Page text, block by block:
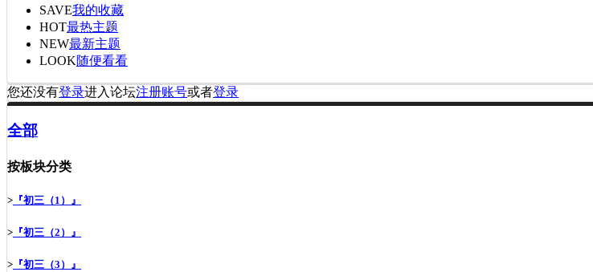
SAVE我的收藏
HOT最热主题
NEW最新主题
LOOK随便看看
您还没有登录进入论坛注册账号或者登录
全部
按板块分类
> 『初三（1）』
> 『初三（2）』
> 『初三（3）』